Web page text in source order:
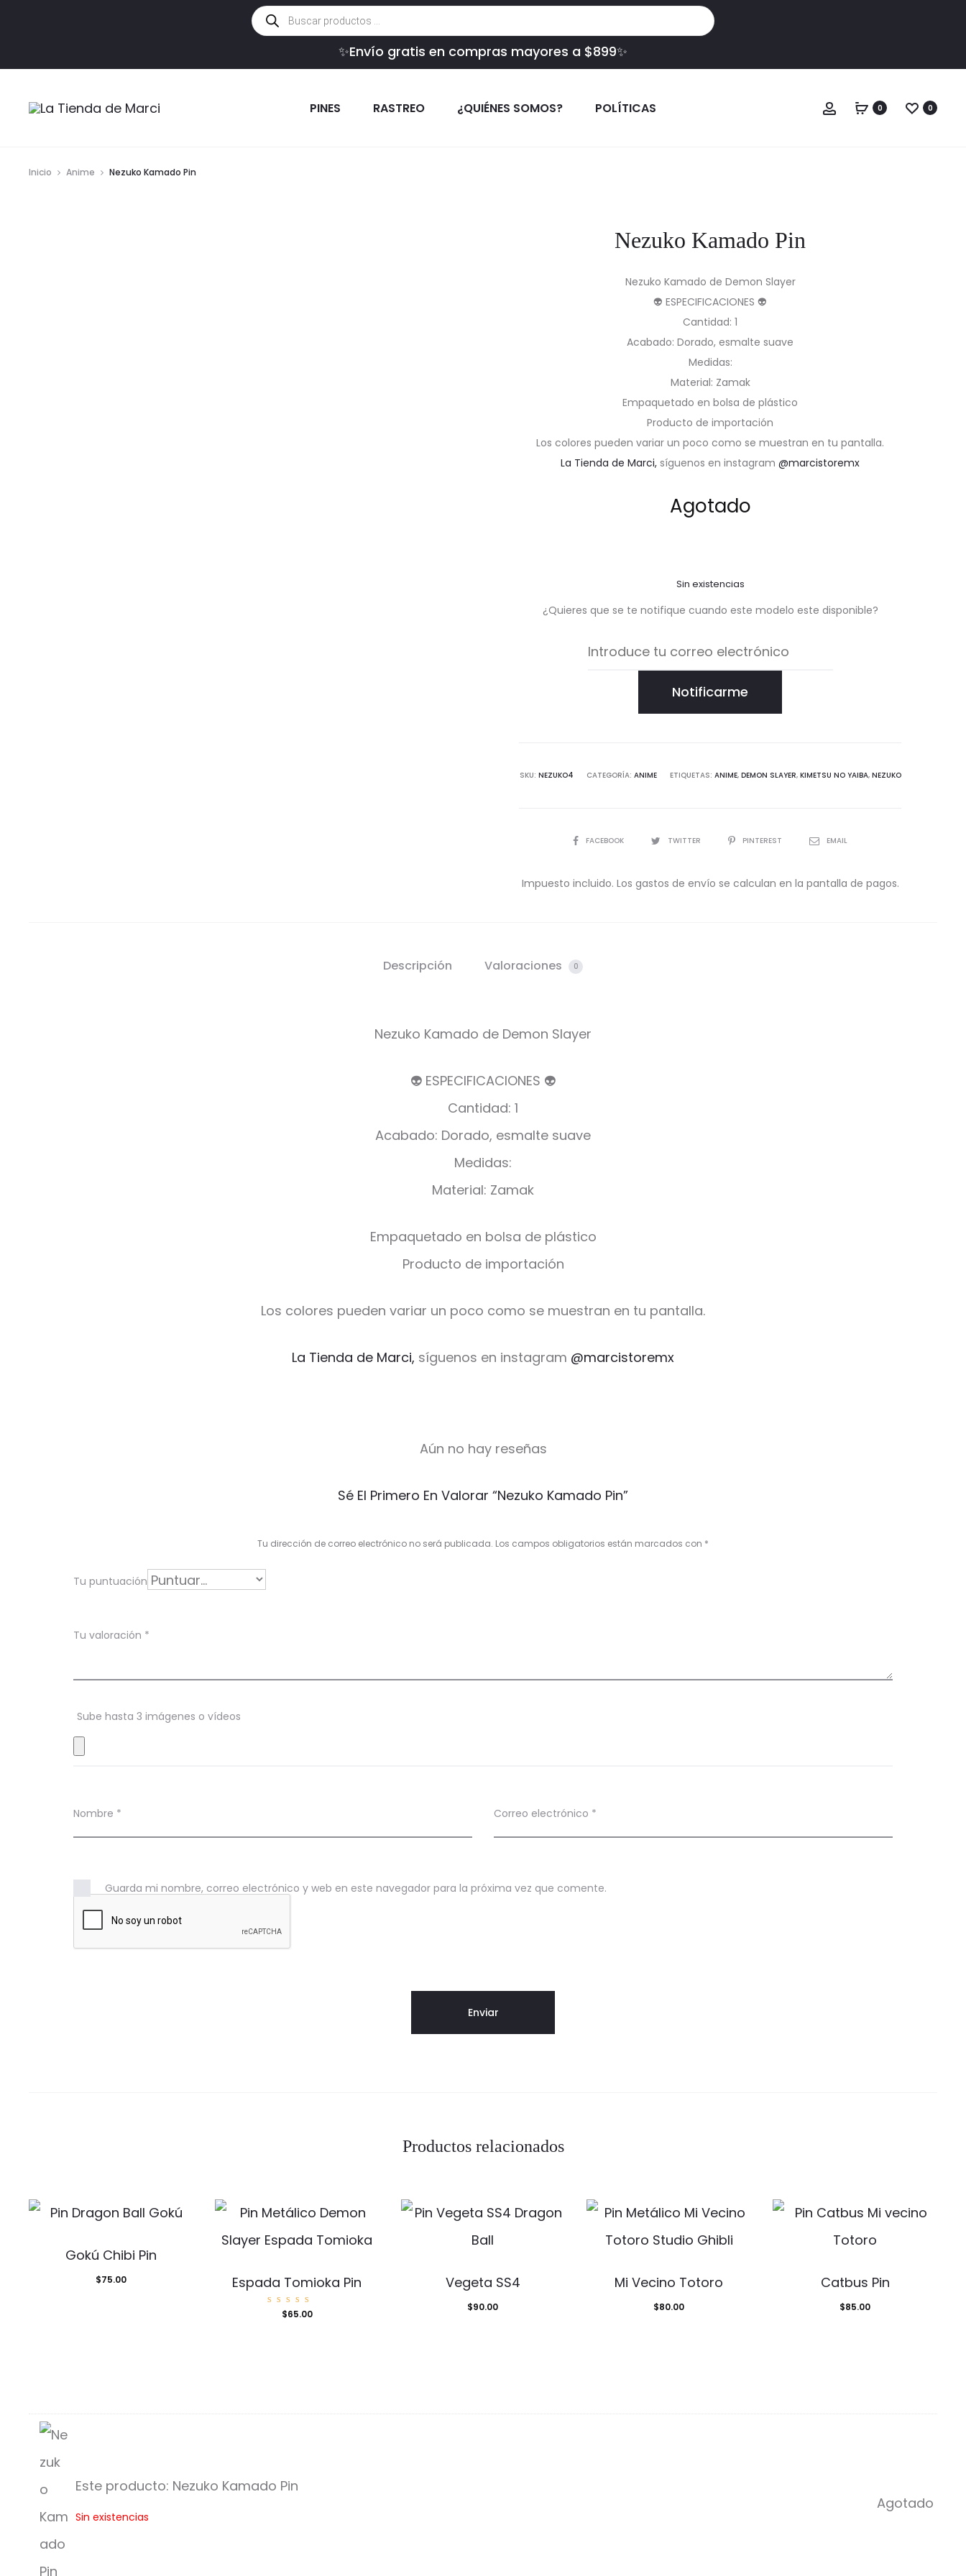
Búsqueda
de
productos
✨Envío gratis en compras mayores a $899✨
PINES RASTREO ¿QUIÉNES SOMOS? POLÍTICAS Cuenta
0 0
Inicio Anime Nezuko Kamado Pin
Nezuko Kamado Pin
Nezuko Kamado de Demon Slayer
👽 ESPECIFICACIONES 👽
Cantidad: 1
Acabado: Dorado, esmalte suave
Medidas:
Material: Zamak
Empaquetado en bolsa de plástico
Producto de importación
Los colores pueden variar un poco como se muestran en tu pantalla.
La Tienda de Marci, síguenos en instagram @marcistoremx
Agotado
Sin existencias
¿Quieres que se te notifique cuando este modelo este disponible?
Notificarme
SKU: NEZUKO4 CATEGORÍA: ANIME ETIQUETAS: ANIME, DEMON SLAYER, KIMETSU NO YAIBA, NEZUKO
COMPARTIR
FACEBOOK TWITTER PINTEREST EMAIL
Impuesto incluido. Los gastos de envío se calculan en la pantalla de pagos.
Descripción Valoraciones 0
Nezuko Kamado de Demon Slayer
👽 ESPECIFICACIONES 👽
Cantidad: 1
Acabado: Dorado, esmalte suave
Medidas:
Material: Zamak
Empaquetado en bolsa de plástico
Producto de importación
Los colores pueden variar un poco como se muestran en tu pantalla.
La Tienda de Marci, síguenos en instagram @marcistoremx
r
c
n
e
Aún no hay reseñas
Sé El Primero En Valorar “Nezuko Kamado Pin”
Tu dirección de correo electrónico no será publicada. Los campos obligatorios están marcados con *
Tu puntuación
Tu valoración *
Sube hasta 3 imágenes o vídeos
Nombre * Correo electrónico *
Guarda mi nombre, correo electrónico y web en este navegador para la próxima vez que comente.
Productos relacionados
Gokú Chibi Pin
$75.00 Espada Tomioka Pin
Valorad
o con
$65.00
Vegeta SS4
$90.00
Mi Vecino Totoro
$80.00
Catbus Pin
$85.00
N
Este producto: Nezuko Kamado Pin
Sin existencias
Agotado